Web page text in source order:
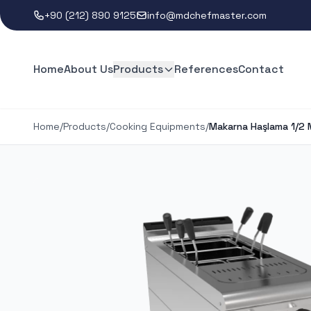
+90 (212) 890 9125 info@mdchefmaster.com
HomeAbout UsProducts ReferencesContact
Home/Products/Cooking Equipments/Makarna Haşlama 1/2